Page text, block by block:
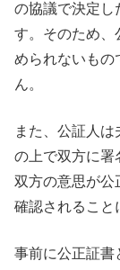
の協議で決定し
す。そのため、
められないもの
ん。
また、公証人
の上で双方に署
双方の意思が公
確認されること
事前に公正証書